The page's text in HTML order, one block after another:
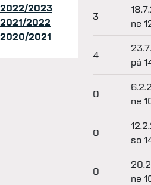
2022/2023
2021/2022
2020/2021
3
ne
4
pá
0
ne
0
so
0
ne